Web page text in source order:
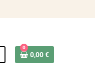
0
0,00 €